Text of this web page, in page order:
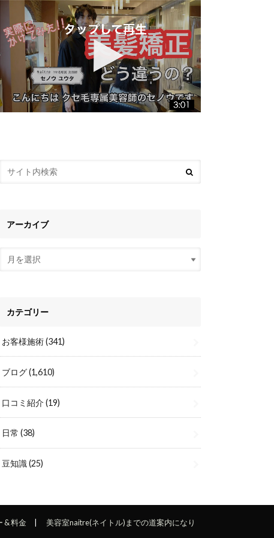
アーカイブ
カテゴリー
お客様施術(341)
ブログ(1,610)
口コミ紹介(19)
日常(38)
豆知識(25)
& 料金
美容室naitre(ネイトル)までの道案内になり